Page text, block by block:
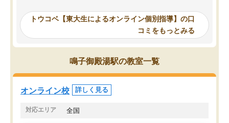
ーティングを行い、その講師で良いか
見てから講師を決定する事ができま
す。
うちの子は、初回面談の講師の方で決
オンラインツールを使用した単語帳の
共有があり宿題もそちらで出される形
でした。
いなのがあり(有料)、受
ことをどんなスケジュー
くか相談したのですが、
ち期待したものではなく
内容でした。それでも明
やる気も出ましたし、苦
くなってきたようなので
トウコベ【東大生によるオンライン個別指導】の口
コミをもっとみる
鳴子御殿湯駅の教室一覧
オンライン校 詳しく見る
対応エリア 全国